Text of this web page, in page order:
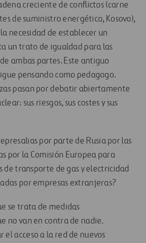
creciente de conflictos (carne
de suministro energético, Kosovo),
necesidad de establecer un
un trato de igualdad para las
ambas partes. Este antiguo
pensando como pedagogo.
pasan por debatir abiertamente
sus riesgos, sus costes y sus
por parte de Rusia por las
por la Comisión Europea para
de transporte de gas y electricidad
por empresas extranjeras?
se trata de medidas
no van en contra de nadie.
el acceso a la red de nuevos